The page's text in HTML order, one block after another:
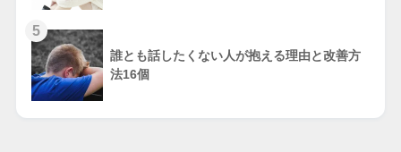
5
誰とも話したくない人が抱える理由と改善方
法16個